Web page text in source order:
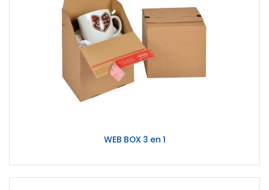
WEB BOX 3 en 1